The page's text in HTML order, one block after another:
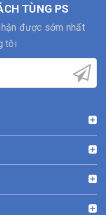
TÙNG PS
được sớm nhất
tôi